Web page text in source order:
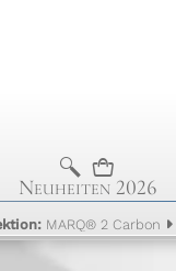
b n
Neuheiten 2026
MARQ® 2 Carbon